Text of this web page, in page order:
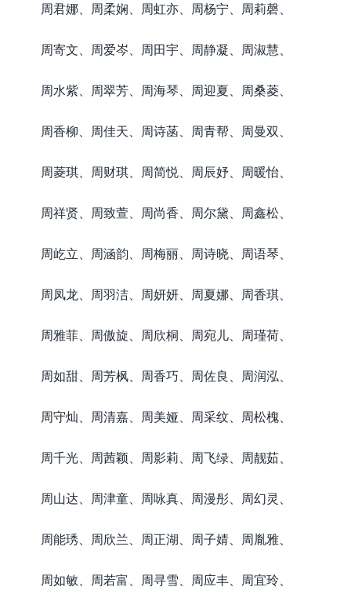
周君娜、周柔娴、周虹亦、周杨宁、周莉磬、
周寄文、周爱岑、周田宇、周静凝、周淑慧、
周水紫、周翠芳、周海琴、周迎夏、周桑菱、
周香柳、周佳天、周诗菡、周青帮、周曼双、
周菱琪、周财琪、周简悦、周辰妤、周暖怡、
周祥贤、周致萱、周尚香、周尔黛、周鑫松、
周屹立、周涵韵、周梅丽、周诗晓、周语琴、
周凤龙、周羽洁、周妍妍、周夏娜、周香琪、
周雅菲、周傲旋、周欣桐、周宛儿、周瑾荷、
周如甜、周芳枫、周香巧、周佐良、周润泓、
周守灿、周清嘉、周美娅、周采纹、周松槐、
周千光、周茜颖、周影莉、周飞绿、周靓茹、
周山达、周津童、周咏真、周漫彤、周幻灵、
周能琇、周欣兰、周正湖、周子婧、周胤雅、
周如敏、周若富、周寻雪、周应丰、周宜玲、